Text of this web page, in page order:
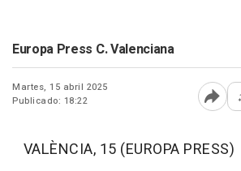
Europa Press C. Valenciana
Martes, 15 abril 2025
Publicado: 18:22
VALÈNCIA, 15 (EUROPA PRESS)